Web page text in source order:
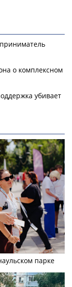
о комплексном
убивает
парке